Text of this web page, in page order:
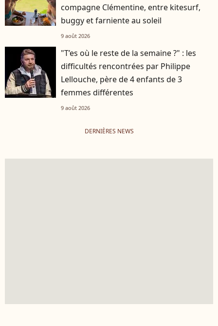
compagne Clémentine, entre kitesurf,
buggy et farniente au soleil
9 août 2026
"T’es où le reste de la semaine ?" : les
difficultés rencontrées par Philippe
Lellouche, père de 4 enfants de 3
femmes différentes
9 août 2026
DERNIÈRES NEWS